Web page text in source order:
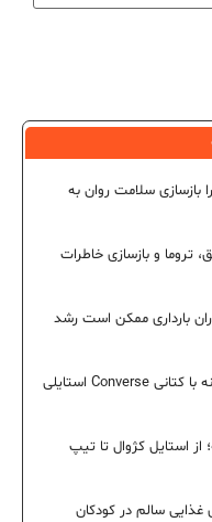
بازسازی سلامت روان به
تروما و بازسازی خاطرات
بارداری ممکن است رشد
راهنمای ست کردن کفش کانورس؛ چگونه با کتانی Converse استایلی
از استایل کژوال تا تیپ